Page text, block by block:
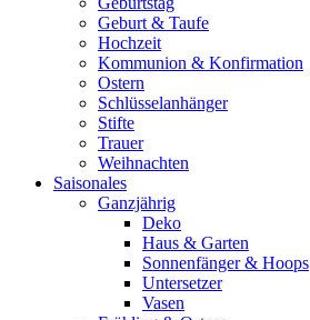
Geburt & Taufe
Hochzeit
Kommunion & Konfirmation
Ostern
Schlüsselanhänger
Stifte
Trauer
Weihnachten
Saisonales
Ganzjährig
Deko
Haus & Garten
Sonnenfänger & Hoops
Untersetzer
Vasen